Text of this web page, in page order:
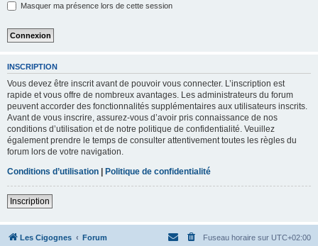
Masquer ma présence lors de cette session
INSCRIPTION
Vous devez être inscrit avant de pouvoir vous connecter. L’inscription est
rapide et vous offre de nombreux avantages. Les administrateurs du forum
peuvent accorder des fonctionnalités supplémentaires aux utilisateurs inscrits.
Avant de vous inscrire, assurez-vous d’avoir pris connaissance de nos
conditions d’utilisation et de notre politique de confidentialité. Veuillez
également prendre le temps de consulter attentivement toutes les règles du
forum lors de votre navigation.
Conditions d’utilisation | Politique de confidentialité
Inscription
Les Cigognes Forum Fuseau horaire sur UTC+02:00